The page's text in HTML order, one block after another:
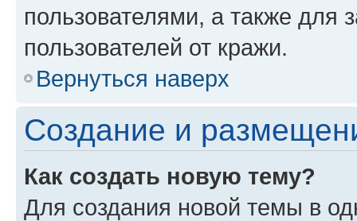
пользователями, а также для
пользователей от кражи.
Вернуться наверх
Создание и
Как создать новую тему?
Для создания новой темы в